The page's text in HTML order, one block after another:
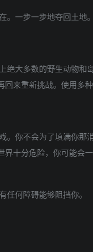
一步一步地夺回土地
绝大多数的野生动物
来重新挑战。使用多
你不会为了填满你
十分危险，你可能会
何障碍能够阻挡你。